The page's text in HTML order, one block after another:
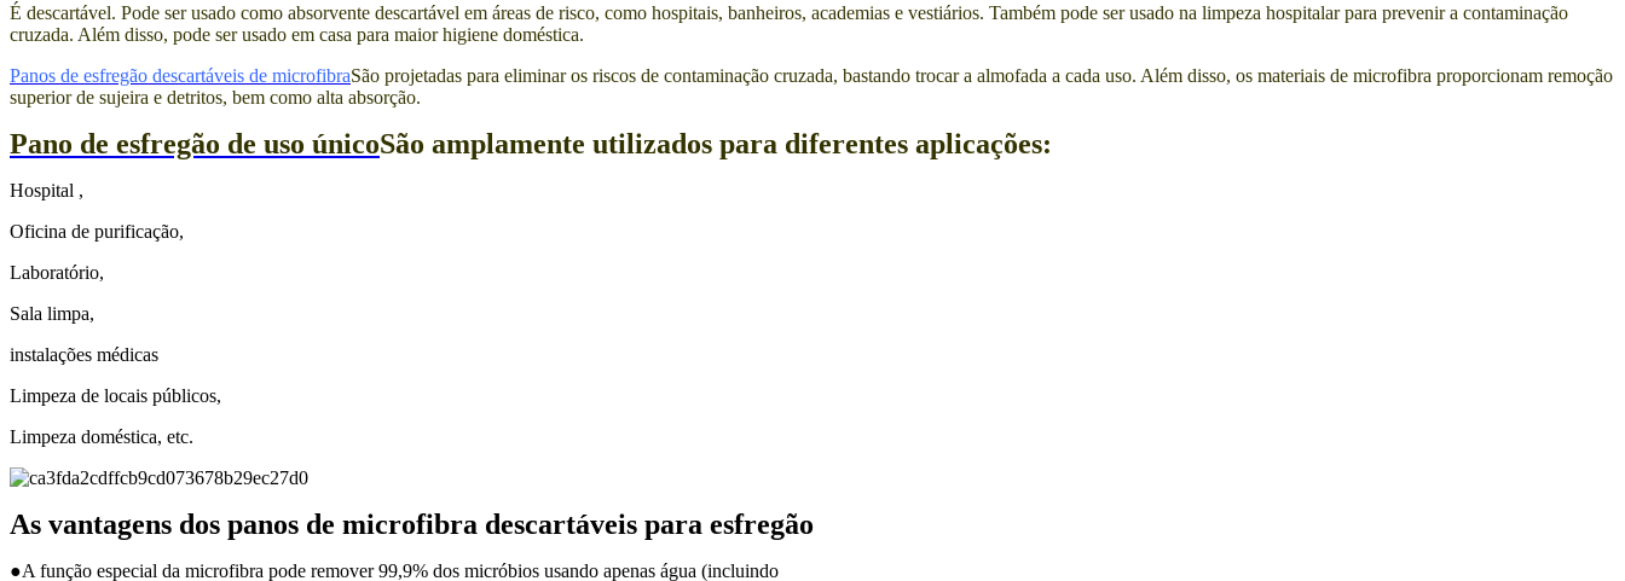
É descartável. Pode ser usado como absorvente descartável em áreas de risco, como hospitais, banheiros, academias e vestiários. Também pode ser usado na limpeza hospitalar para prevenir a contaminação
cruzada. Além disso, pode ser usado em casa para maior higiene doméstica.
Panos de esfregão descartáveis ​​de microfibraSão projetadas para eliminar os riscos de contaminação cruzada, bastando trocar a almofada a cada uso. Além disso, os materiais de microfibra proporcionam remoção
superior de sujeira e detritos, bem como alta absorção.
Pano de esfregão de uso únicoSão amplamente utilizados para diferentes aplicações:
Hospital ,
Oficina de purificação,
Laboratório,
Sala limpa,
instalações médicas
Limpeza de locais públicos,
Limpeza doméstica, etc.
As vantagens dos panos de microfibra descartáveis ​​para esfregão
●A função especial da microfibra pode remover 99,9% dos micróbios usando apenas água (incluindo